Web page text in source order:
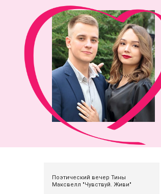
Поэтический вечер Тины
Максвелл "Чувствуй. Живи"